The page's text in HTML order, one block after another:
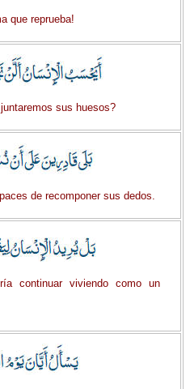
que reprueba!
sus huesos?
de recomponer sus dedos.
continuar viviendo como un